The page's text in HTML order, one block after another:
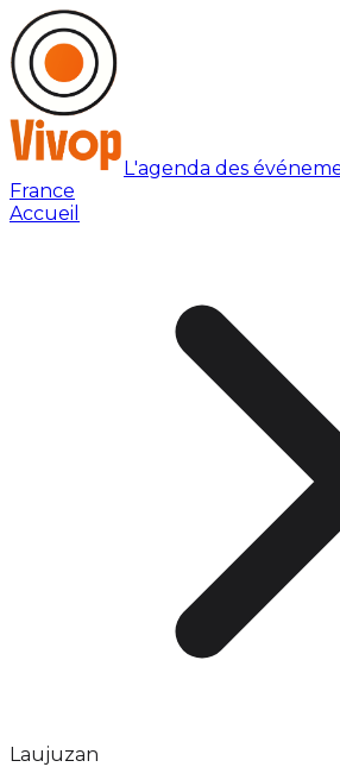
L'agenda des
France
Accueil
Laujuzan